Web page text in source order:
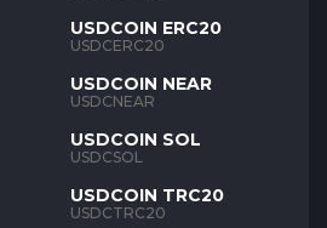
USDCOIN ERC20
USDCERC20
USDCOIN NEAR
USDCNEAR
USDCOIN SOL
USDCSOL
USDCOIN TRC20
USDCTRC20